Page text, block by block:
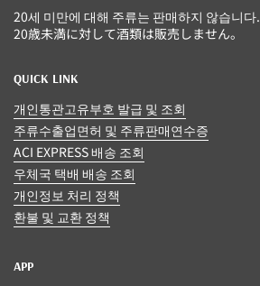
20세 미만에 대해 주류는 판매하지 않습니다.
20歳未満に対して酒類は販売しません。
QUICK LINK
개인통관고유부호 발급 및 조회
주류수출업면허 및 주류판매연수증
ACI EXPRESS 배송 조회
우체국 택배 배송 조회
개인정보 처리 정책
환불 및 교환 정책
APP